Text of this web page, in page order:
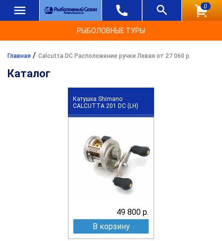
0
РЫБОЛОВНЫЕ ТУРЫ
Главная / Calcutta DC Расположение ручки Левая от 27 060 р.
Каталог
Катушка Shimano
CALCUTTA 201 DC (LH)
49 800 р.
В корзину